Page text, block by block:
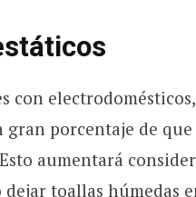
con
gran porcentaje de
aumentará
dejar toallas húmedas